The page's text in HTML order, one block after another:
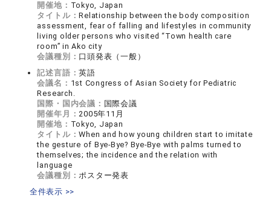
開催地： Tokyo, Japan
タイトル：Relationship between the body composition
assessment, fear of falling and lifestyles in community
living older persons who visited “Town health care
room” in Ako city
会議種別： 口頭発表（一般）
記述言語：英語
会議名： 1st Congress of Asian Society for Pediatric
Research.
国際・国内会議： 国際会議
開催年月：2005年11月
開催地： Tokyo, Japan
タイトル：When and how young children start to imitate
the gesture of Bye-Bye? Bye-Bye with palms turned to
themselves; the incidence and the relation with
language
会議種別：ポスター発表
全件表示 >>